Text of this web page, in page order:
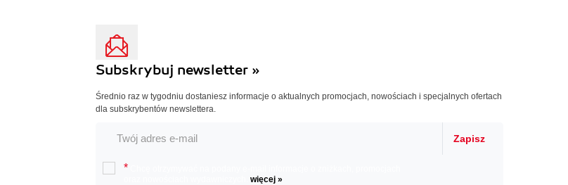
Subskrybuj newsletter »
Średnio raz w tygodniu dostaniesz informacje o aktualnych promocjach, nowościach i specjalnych ofertach
dla subskrybentów newslettera.
Zapisz
*
więcej »